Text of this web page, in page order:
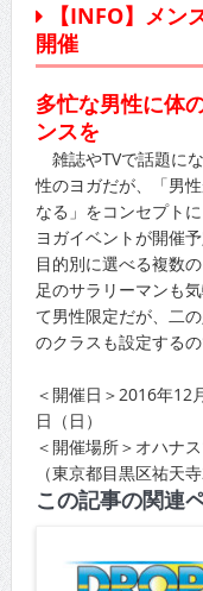
【INFO】メン
開催
多忙な男性に体
ンスを
雑誌やTVで話題に
性のヨガだが、「男
なる」をコンセプト
ヨガイベントが開催
目的別に選べる複数
足のサラリーマンも
て男性限定だが、二
のクラスも設定するの
＜開催日＞2016年12
日（日）
＜開催場所＞オハナ
（東京都目黒区祐天
この記事の関連